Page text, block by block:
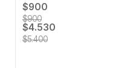
$900
$900
$4.530
$5.400